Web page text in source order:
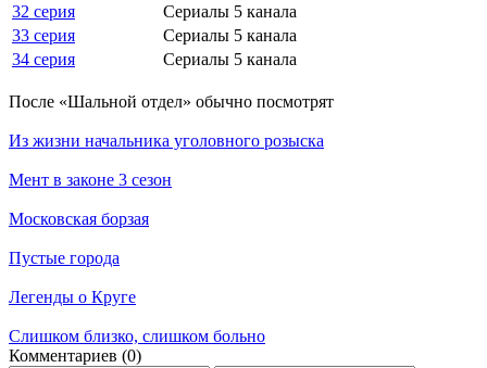
32 серия
Сериалы 5 канала
33 серия
Сериалы 5 канала
34 серия
Сериалы 5 канала
По­сле «Шальной отдел» обыч­но по­смот­рят
Из жизни начальника уголовного розыска
Мент в законе 3 сезон
Московская борзая
Пустые города
Легенды о Круге
Слишком близко, слишком больно
Ком­мен­та­ри­ев (0)